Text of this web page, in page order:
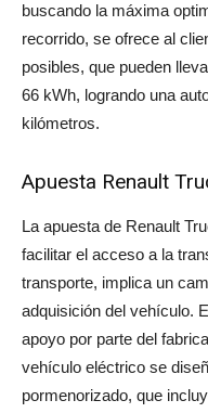
buscando la máxima
recorrido, se ofrece al
posibles, que pueden
66 kWh, logrando una
kilómetros.
Apuesta Renault
La apuesta de Renault
facilitar el acceso a la
transporte, implica un
adquisición del vehículo.
apoyo por parte del
vehículo eléctrico se
pormenorizado, que